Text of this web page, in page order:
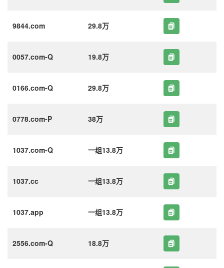
9844.com 29.8万
0057.com-Q 19.8万
0166.com-Q 29.8万
0778.com-P 38万
1037.com-Q 一组13.8万
1037.cc 一组13.8万
1037.app 一组13.8万
2556.com-Q 18.8万